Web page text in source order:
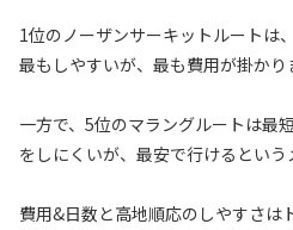
1位のノーザンサーキットルートは
最もしやすいが、最も費用が掛かり
一方で、5位のマラングルートは最
をしにくいが、最安で行けるという
費用&日数と高地順応のしやすさは